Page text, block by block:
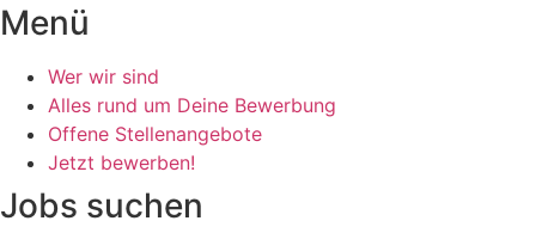
Menü
Wer wir sind
Alles rund um Deine Bewerbung
Offene Stellenangebote
Jetzt bewerben!
Jobs suchen